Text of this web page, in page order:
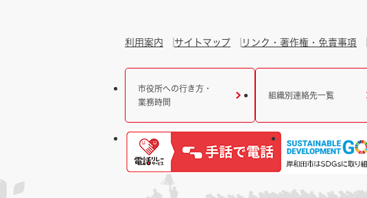
利用案内 サイトマップ リンク・著作権・免責事項
市役所への行き方・
業務時間
組織別連絡先一覧